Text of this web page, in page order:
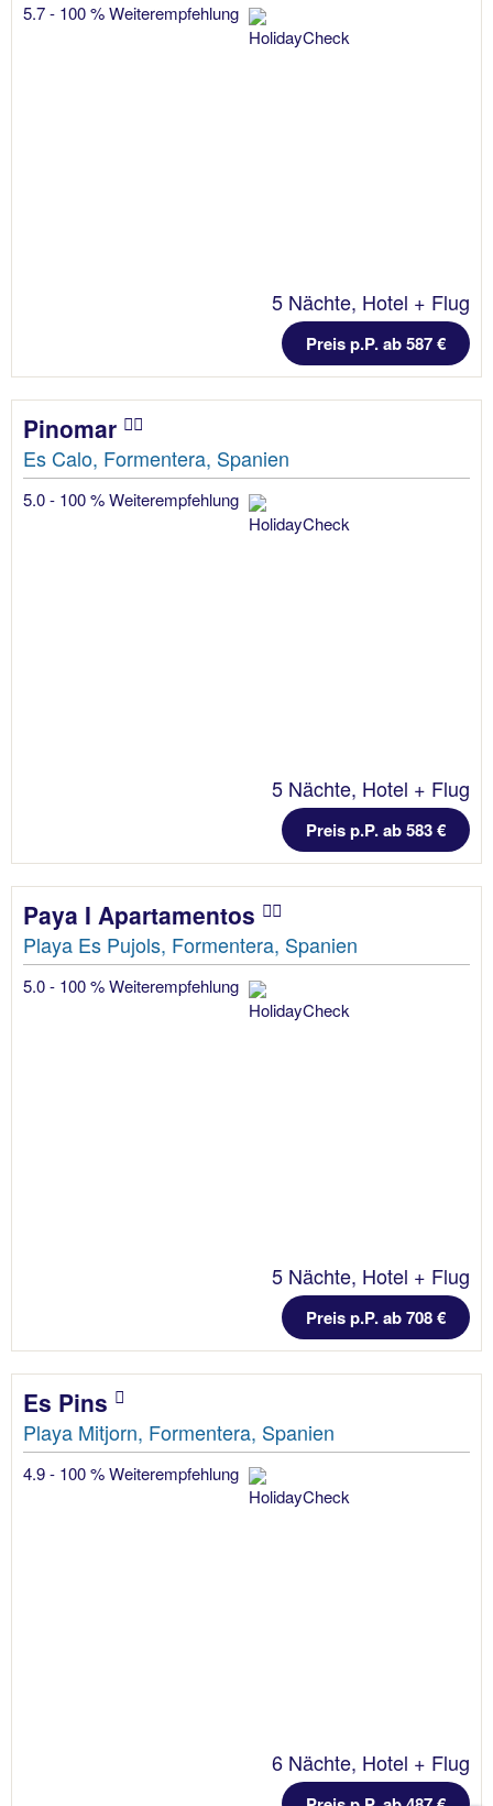
5.7 - 100 % Weiterempfehlung
5 Nächte, Hotel + Flug
Preis p.P. ab 587 €
Pinomar
Es Calo, Formentera, Spanien
5.0 - 100 % Weiterempfehlung
5 Nächte, Hotel + Flug
Preis p.P. ab 583 €
Paya I Apartamentos
Playa Es Pujols, Formentera, Spanien
5.0 - 100 % Weiterempfehlung
5 Nächte, Hotel + Flug
Preis p.P. ab 708 €
Es Pins
Playa Mitjorn, Formentera, Spanien
4.9 - 100 % Weiterempfehlung
6 Nächte, Hotel + Flug